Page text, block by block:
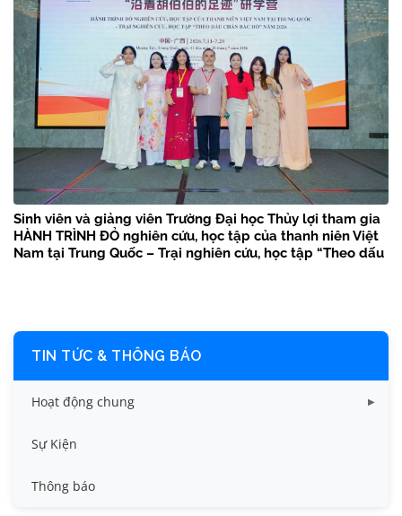
Sinh viên và giảng viên Trường Đại học Thủy lợi tham gia
HÀNH TRÌNH ĐỎ nghiên cứu, học tập của thanh niên Việt
Nam tại Trung Quốc – Trại nghiên cứu, học tập “Theo dấu
TIN TỨC & THÔNG BÁO
Hoạt động chung
Tin công tác sinh viên
Tin đào tạo
Sự Kiện
Thông báo